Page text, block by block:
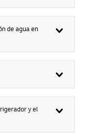
de agua en
y el